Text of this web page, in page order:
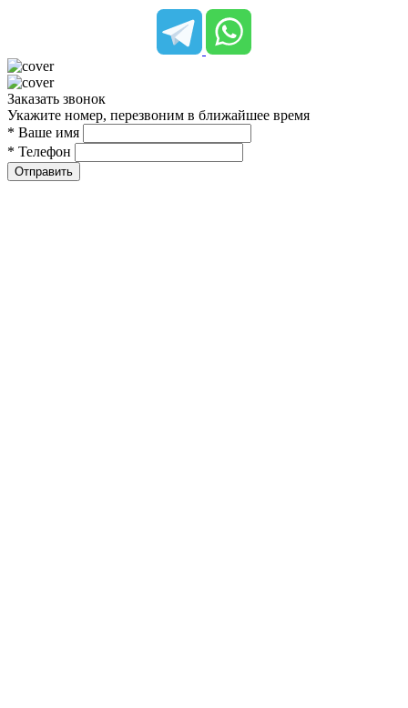
Заказать звонок
Укажите номер, перезвоним в ближайшее время
* Ваше имя
* Телефон
Отправить